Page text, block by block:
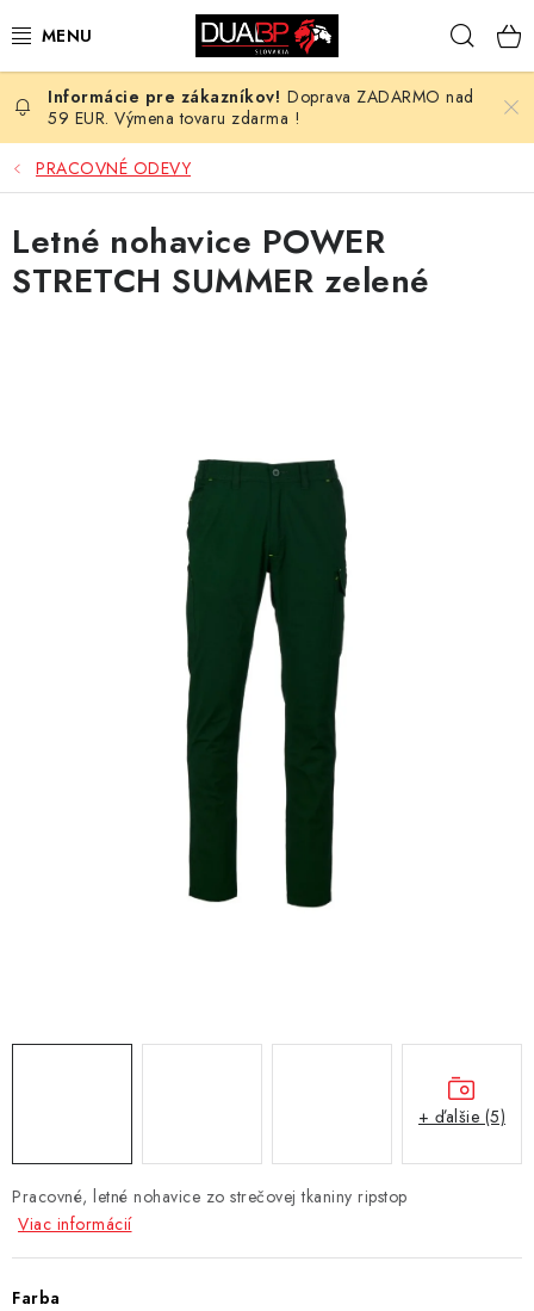
na
NOVÉ
PRACOVNÉ ODEVY
HOTEL A SLUŽBY
Chránená dielňa
Doprava, platba a zľavy
Potlač lôg
Formulár na výmenu tovaru
Kto sme
Reklamačný poriadok
Formulár na vrátenie tovaru /odstúpenie od zmluvy
Zásady ochrany osobných údajov
Pravidlá a nastavenia cookies
Moja objednávka
Doprava ZADARMO nad
59 EUR. Výmena tovaru zdarma !
PRACOVNÉ ODEVY
Pracovné, letné nohavice zo strečovej tkaniny ripstop
Viac informácií
Farba
Letné nohavice POWER
STRETCH SUMMER zelené
+ ďalšie (5)